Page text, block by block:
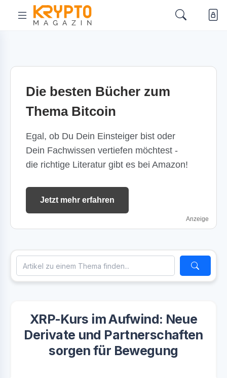
Die besten Bücher zum
Thema Bitcoin
Egal, ob Du Dein Einsteiger bist oder
Dein Fachwissen vertiefen möchtest -
die richtige Literatur gibt es bei Amazon!
Jetzt mehr erfahren
Anzeige
XRP-Kurs im Aufwind: Neue
Derivate und Partnerschaften
sorgen für Bewegung